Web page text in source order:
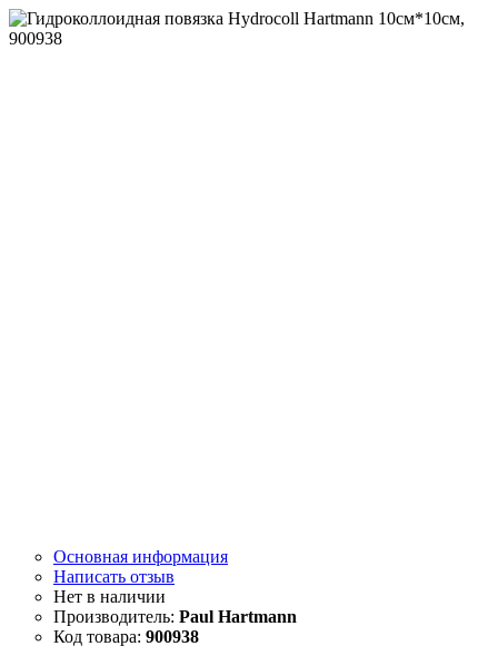
Основная информация
Написать отзыв
Paul Hartmann
900938